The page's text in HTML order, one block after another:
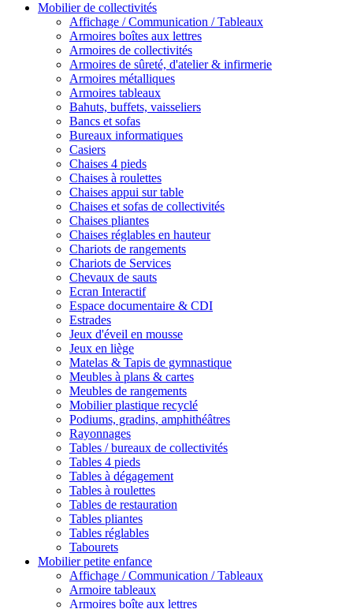
Mobilier de collectivités
Affichage / Communication / Tableaux
Armoires boîtes aux lettres
Armoires de collectivités
Armoires de sûreté, d'atelier & infirmerie
Armoires métalliques
Armoires tableaux
Bahuts, buffets, vaisseliers
Bancs et sofas
Bureaux informatiques
Casiers
Chaises 4 pieds
Chaises à roulettes
Chaises appui sur table
Chaises et sofas de collectivités
Chaises pliantes
Chaises réglables en hauteur
Chariots de rangements
Chariots de Services
Chevaux de sauts
Ecran Interactif
Espace documentaire & CDI
Estrades
Jeux d'éveil en mousse
Jeux en liège
Matelas & Tapis de gymnastique
Meubles à plans & cartes
Meubles de rangements
Mobilier plastique recyclé
Podiums, gradins, amphithéâtres
Rayonnages
Tables / bureaux de collectivités
Tables 4 pieds
Tables à dégagement
Tables à roulettes
Tables de restauration
Tables pliantes
Tables réglables
Tabourets
Mobilier petite enfance
Affichage / Communication / Tableaux
Armoire tableaux
Armoires boîte aux lettres